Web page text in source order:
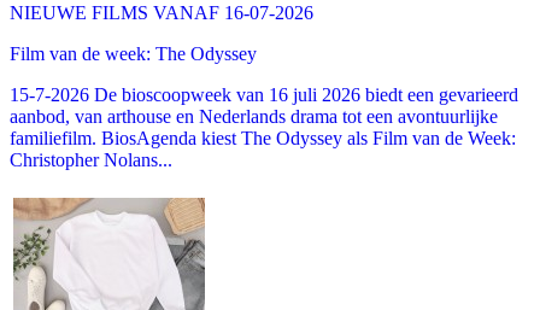
NIEUWE FILMS VANAF 16-07-2026
Film van de week: The Odyssey
15-7-2026 De bioscoopweek van 16 juli 2026 biedt een gevarieerd
aanbod, van arthouse en Nederlands drama tot een avontuurlijke
familiefilm. BiosAgenda kiest The Odyssey als Film van de Week:
Christopher Nolans...